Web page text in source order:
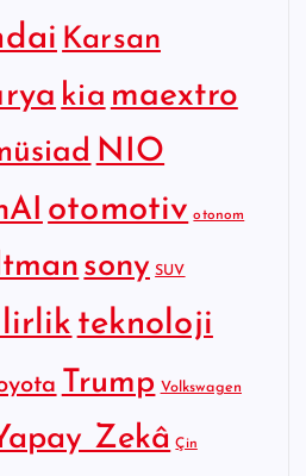
Karsan
kia maextro
NIO
otomotiv otonom
sony SUV
teknoloji
Trump Volkswagen
Zekâ Çin